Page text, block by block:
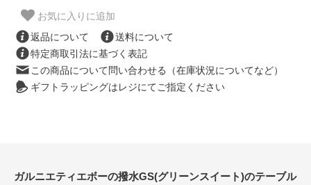
お気に入りに追加
返品について
送料について
特定商取引法に基づく表記
この商品について問い合わせる（在庫状況についてなど）
ギフトラッピングはレジにてご指定ください
ガルニエティエボーの撥水GS(グリーンスイート)のテーブル